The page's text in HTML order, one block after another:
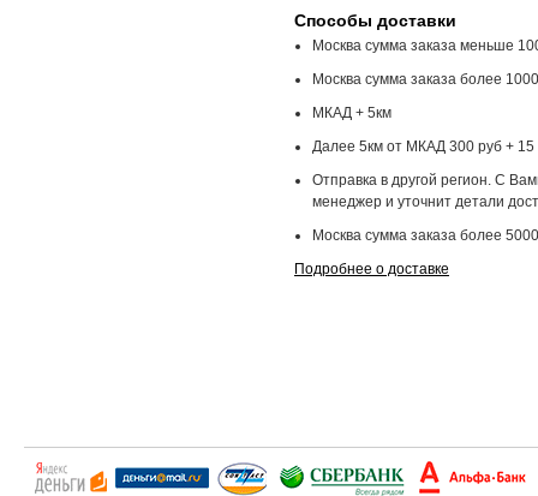
Способы доставки
Москва сумма заказа меньше
Москва сумма заказа более
МКАД + 5км
Далее 5км от МКАД 300 руб + 15
Отправка в другой регион. С
менеджер и уточнит детали
Москва сумма заказа более
Подробнее о доставке